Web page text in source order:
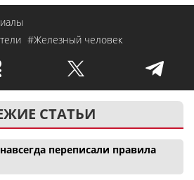
#Железный человек
СТАТЬИ
переписали правила